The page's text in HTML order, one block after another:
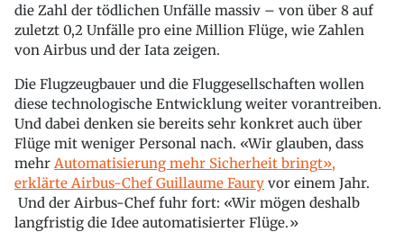
die Zahl der tödlichen Unfälle massiv – von über 8 auf
zuletzt 0,2 Unfälle pro eine Million Flüge, wie Zahlen
von Airbus und der Iata zeigen.
Die Flugzeugbauer und die Fluggesellschaften wollen
diese technologische Entwicklung weiter vorantreiben.
Und dabei denken sie bereits sehr konkret auch über
Flüge mit weniger Personal nach. «Wir glauben, dass
mehr Automatisierung mehr Sicherheit bringt»,
erklärte Airbus-Chef Guillaume Faury vor einem Jahr.
Und der Airbus-Chef fuhr fort: «Wir mögen deshalb
langfristig die Idee automatisierter Flüge.»